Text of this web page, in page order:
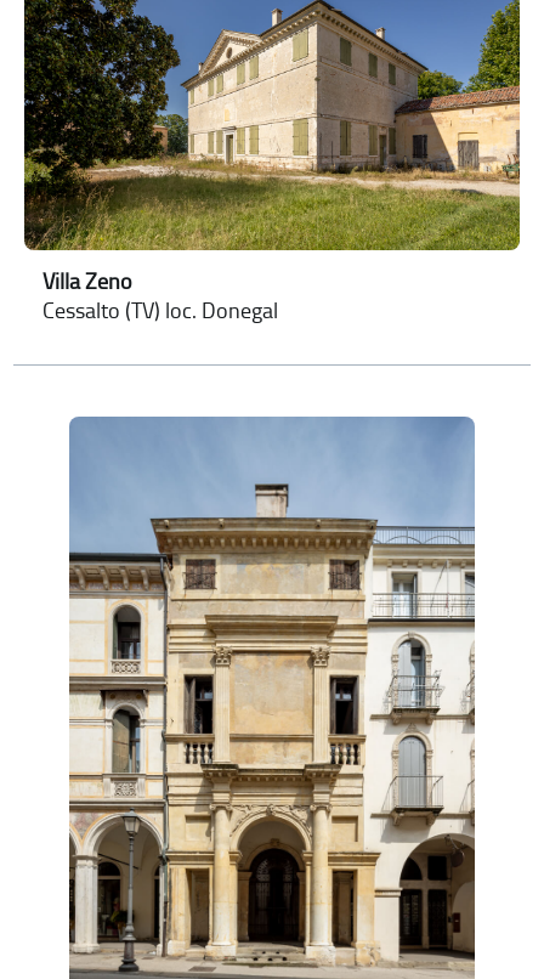
Villa Zeno
Cessalto (TV) loc. Donegal